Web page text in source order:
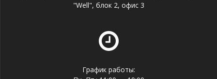
"Well", блок 2, офис 3
График работы: